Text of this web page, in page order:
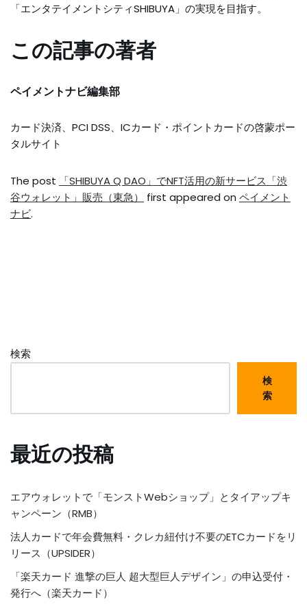
「エンタテイメントシティSHIBUYA」の実現を目指す。
この記事の著者
ペイメントナビ編集部
カード決済、PCI DSS、ICカード・ポイントカードの啓蒙ポー
タルサイト
The post
「SHIBUYA Q DAO」でNFT活用の新サービス「渋
谷ウォレット」販売（東急）
first appeared on ペイメント
ナビ.
検索
検
索
最近の投稿
エアウォレットで「モンストWebショップ」とタイアップキ
ャンペーン（RMB）
法人カードで年会費無料・クレカ紐付け不要のETCカードをリ
リース（UPSIDER）
「楽天カード 進撃の巨人 超大型巨人デザイン」の申込受付・
発行へ（楽天カード）